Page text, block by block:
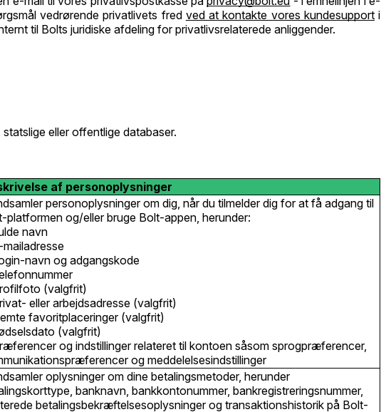
vedrørende privatlivets fred ved at kontakte vores kundesupporti
til Bolts juridiske afdeling for privatlivsrelaterede anliggender.
eller offentlige databaser.
af personoplysninger
personoplysninger om dig, når du tilmelder dig for at få adgang til
platformen og/eller bruge Bolt-appen, herunder:
navn
mailadresse
navn og adgangskode
(valgfrit)
eller arbejdsadresse (valgfrit)
favoritplaceringer (valgfrit)
(valgfrit)
og indstillinger relateret til kontoen såsom sprogpræferencer,
og meddelelsesindstillinger
oplysninger om dine betalingsmetoder, herunder
banknavn, bankkontonummer, bankregistreringsnummer,
betalingsbekræftelsesoplysninger og transaktionshistorik på Bolt-